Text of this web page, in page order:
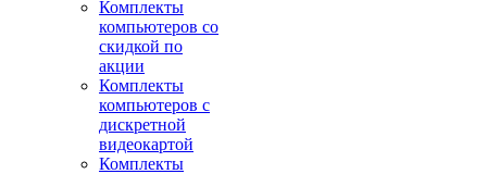
Комплекты
компьютеров со
скидкой по
акции
Комплекты
компьютеров с
дискретной
видеокартой
Комплекты